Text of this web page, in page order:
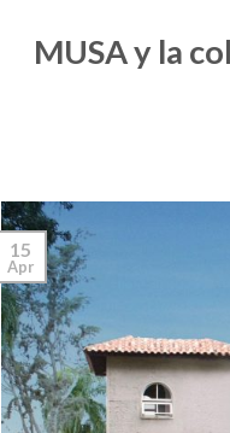
MUSA y la
15
Apr